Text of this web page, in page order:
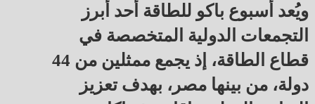
ويُعد أسبوع باكو للطاقة أحد أبرز
التجمعات الدولية المتخصصة في
قطاع الطاقة، إذ يجمع ممثلين من 44
دولة، من بينها مصر، بهدف تعزيز